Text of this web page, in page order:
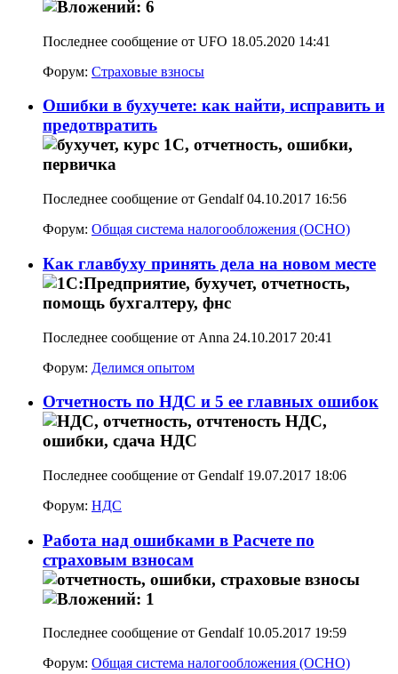
Последнее сообщение от UFO 18.05.2020 14:41
Форум: Страховые взносы
Ошибки в бухучете: как найти, исправить и
предотвратить
Последнее сообщение от Gendalf 04.10.2017 16:56
Форум: Общая система налогообложения (ОСНО)
Как главбуху принять дела на новом месте
Последнее сообщение от Anna 24.10.2017 20:41
Форум: Делимся опытом
Отчетность по НДС и 5 ее главных ошибок
Последнее сообщение от Gendalf 19.07.2017 18:06
Форум: НДС
Работа над ошибками в Расчете по
страховым взносам
Последнее сообщение от Gendalf 10.05.2017 19:59
Форум: Общая система налогообложения (ОСНО)